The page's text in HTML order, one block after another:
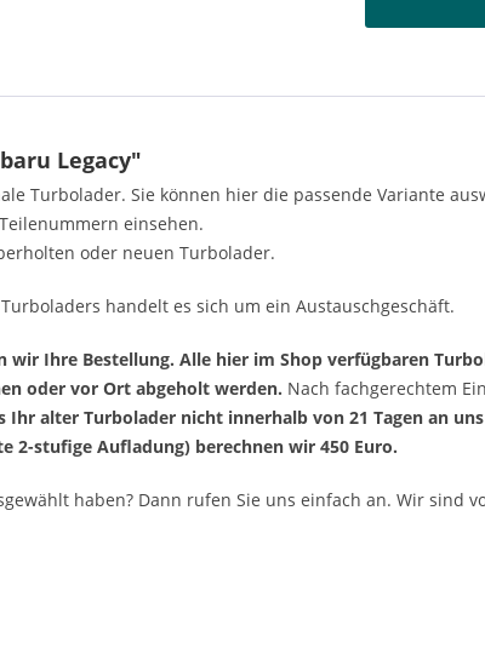
Legacy"
Turbolader. Sie können hier die passende Variante
einsehen.
oder neuen Turbolader.
handelt es sich um ein Austauschgeschäft.
Ihre Bestellung. Alle hier im Shop verfügbaren
oder vor Ort abgeholt werden. Nach fachgerechtem
Ihr alter Turbolader nicht innerhalb von 21 Tagen an
2-stufige Aufladung) berechnen wir 450 Euro.
haben? Dann rufen Sie uns einfach an. Wir sind